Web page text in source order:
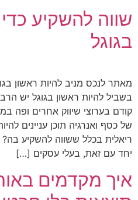
שווה להשקיע
בגוגל
מאתר לנכס מניב להיות ראשון
בשביל להיות ראשון בגוגל יש
קודם בערוצי שיווק אחרים ופה
של כסף ואנרגיה תוכן עניינים
ריאלית בכלל ששווה להשקיע
יחד עם זאת, בעלי עסקים […]
איך מקדמים